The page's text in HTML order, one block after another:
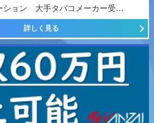
ション 大手タバコメーカー受…
詳しく見る